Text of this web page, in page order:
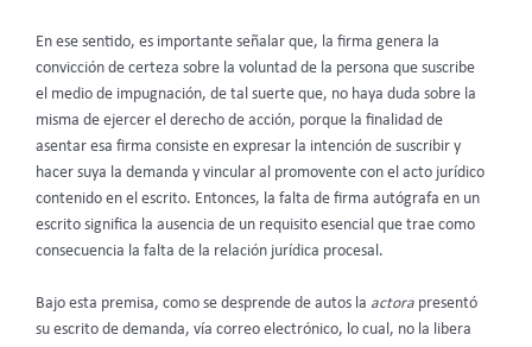
En ese sentido, es importante señalar que, la firma genera la
convicción de certeza sobre la voluntad de la persona que suscribe
el medio de impugnación, de tal suerte que, no haya duda sobre la
misma de ejercer el derecho de acción, porque la finalidad de
asentar esa firma consiste en expresar la intención de suscribir y
hacer suya la demanda y vincular al promovente con el acto jurídico
contenido en el escrito. Entonces, la falta de firma autógrafa en un
escrito significa la ausencia de un requisito esencial que trae como
consecuencia la falta de la relación jurídica procesal.
Bajo esta premisa, como se desprende de autos la actora presentó
su escrito de demanda, vía correo electrónico, lo cual, no la libera